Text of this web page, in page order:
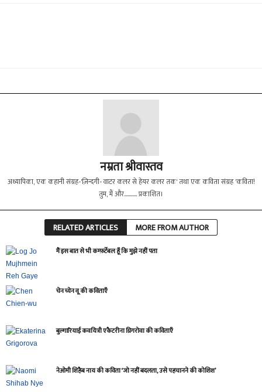
नम्रता श्रीवास्तव
अध्यापिका, एक कहानी संग्रह-'ज़िन्दगी- वाटर कलर से हेयर कलर तक' तथा एक कविता संग्रह 'कविता!
तुम, मैं और........... प्रकाशित।
RELATED ARTICLES MORE FROM AUTHOR
मैं इस बात से भी कम्फ़र्टेबल हूँ कि मुझे नहीं पता
चेन च्येन वू की कविताएँ
बुल्गारियाई कवयित्री एकैटरीना ग्रिगरोवा की कविताएँ
नेओमी शिहैब नाय की कविता ‘जो नहीं बदलता, उसे पहचानने की कोशिश’